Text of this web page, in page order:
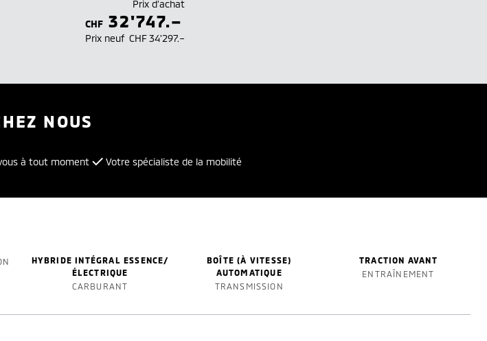
Prix d’achat
CHF 32'747.–
Prix neuf CHF 34'297.–
NOUS
à tout moment Votre spécialiste de la mobilité
HYBRIDE INTÉGRAL ESSENCE/
ÉLECTRIQUE
CARBURANT
BOÎTE (À VITESSE)
AUTOMATIQUE
TRANSMISSION
TRACTION AVANT
ENTRAÎNEMENT